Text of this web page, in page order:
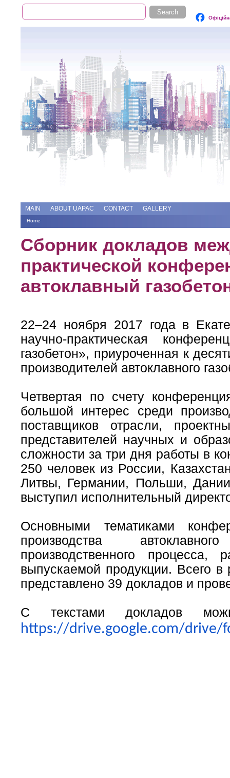
Search form
Search
MAIN ABOUT UAPAC CONTACT GALLERY
You are here
Home
Сборник докладов
практической
автоклавный
22–24 ноября 2017 года в
научно-практическая
газобетон», приуроченная к
производителей автоклавного
Четвертая по счету
большой интерес среди
поставщиков отрасли,
представителей научных и
сложности за три дня работы в
250 человек из России,
Литвы, Германии, Польши,
выступил исполнительный
Основными тематиками
производства
производственного процесса,
выпускаемой продукции. Всего
представлено 39 докладов и
С текстами докладов
https://drive.google.com/drive/